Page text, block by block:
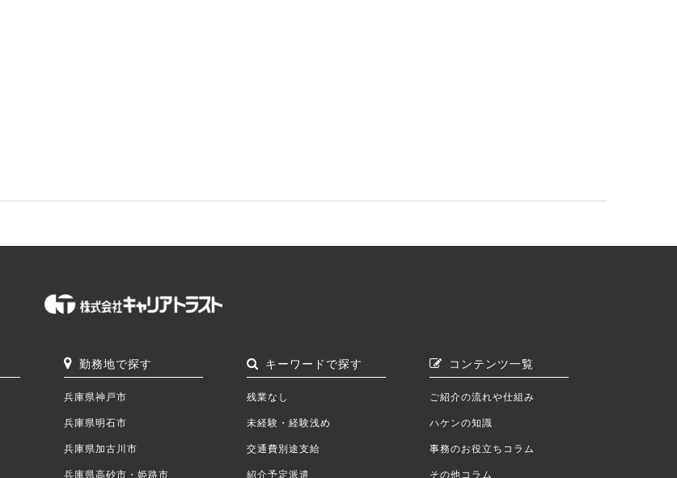
勤務地で探す
兵庫県神戸市
兵庫県明石市
兵庫県加古川市
兵庫県高砂市・姫路市
キーワードで探す
残業なし
未経験・経験浅め
交通費別途支給
紹介予定派遣
コンテンツ一覧
ご紹介の流れや仕組み
ハケンの知識
事務のお役立ちコラム
その他コラム